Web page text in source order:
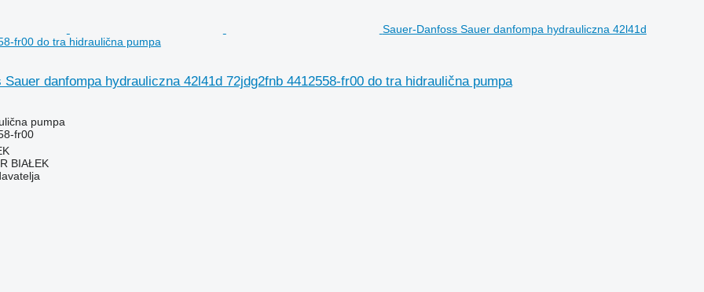
Sauer-Danfoss Sauer danfompa hydrauliczna 42l41d
fr00 do tra hidraulična pumpa
Sauer danfompa hydrauliczna 42l41d 72jdg2fnb 4412558-fr00 do tra hidraulična pumpa
pumpa
fr00
BIAŁEK